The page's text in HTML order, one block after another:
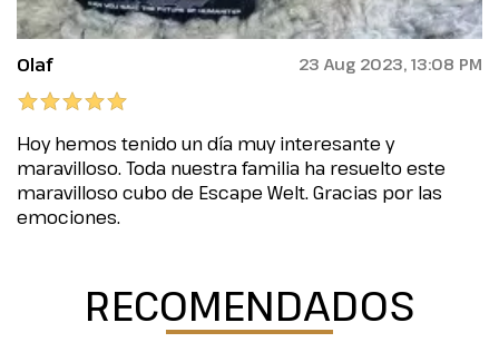
Olaf 23 Aug 2023, 13:08 PM
Hoy hemos tenido un día muy interesante y
maravilloso. Toda nuestra familia ha resuelto este
maravilloso cubo de Escape Welt. Gracias por las
emociones.
RECOMENDADOS